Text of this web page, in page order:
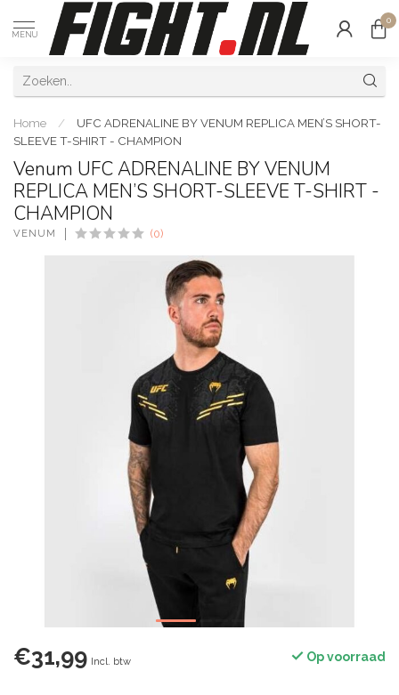
MENU
0
Home /
UFC ADRENALINE BY VENUM REPLICA MEN’S SHORT-
SLEEVE T-SHIRT - CHAMPION
Venum UFC ADRENALINE BY VENUM
REPLICA MEN’S SHORT-SLEEVE T-SHIRT -
CHAMPION
VENUM (0)
€31,99 Incl. btw Op voorraad